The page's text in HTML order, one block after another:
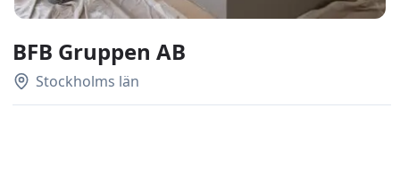
BFB Gruppen AB
Stockholms län